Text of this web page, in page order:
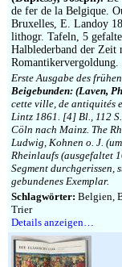
de fer de la Belgique.
Bruxelles, E. Landoy
lithogr. Tafeln, 5
Halblederband der Zeit
Romantikervergoldung.
Erste Ausgabe des
Beigebunden: (Laven,
cette ville, de antiquités
Lintz 1861. [4] Bl., 112
Cöln nach Mainz. The
Ludwig, Kohnen o. J.
Rheinlaufs (ausgefaltet
Segment durchgerissen,
gebundenes Exemplar.
Schlagwörter: Belgien,
Trier
Details anzeigen…